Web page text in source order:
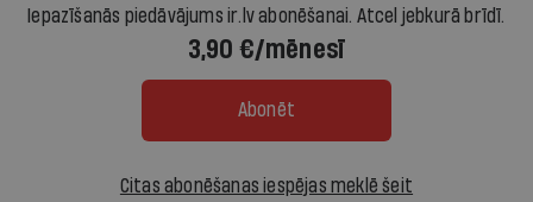
Iepazīšanās piedāvājums ir.lv abonēšanai. Atcel jebkurā brīdī.
3,90 €/mēnesī
Abonēt
Citas abonēšanas iespējas meklē šeit